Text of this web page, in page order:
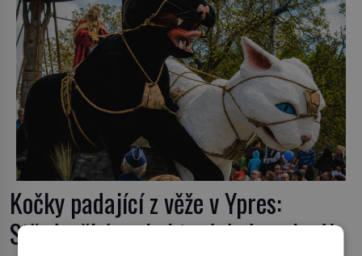
Kočky padající z věže v Ypres:
Středověký zvyk, který dodnes budí